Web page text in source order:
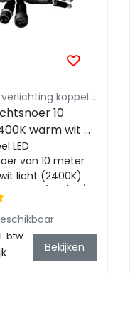
Luksus kerstverlichting koppelbaar 230V
10
warm wit +
snoer –
(IP65)
LED
van 10 meter
licht (2400K)
wit (CW) 4/1.
btw
Bekijken